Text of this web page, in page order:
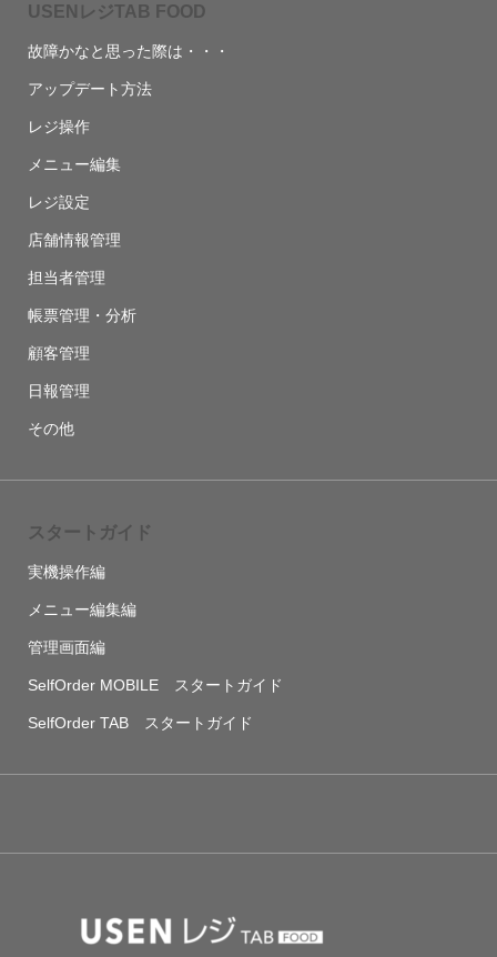
USENレジTAB FOOD
故障かなと思った際は・・・
アップデート方法
レジ操作
メニュー編集
レジ設定
店舗情報管理
担当者管理
帳票管理・分析
顧客管理
日報管理
その他
スタートガイド
実機操作編
メニュー編集編
管理画面編
SelfOrder MOBILE スタートガイド
SelfOrder TAB スタートガイド